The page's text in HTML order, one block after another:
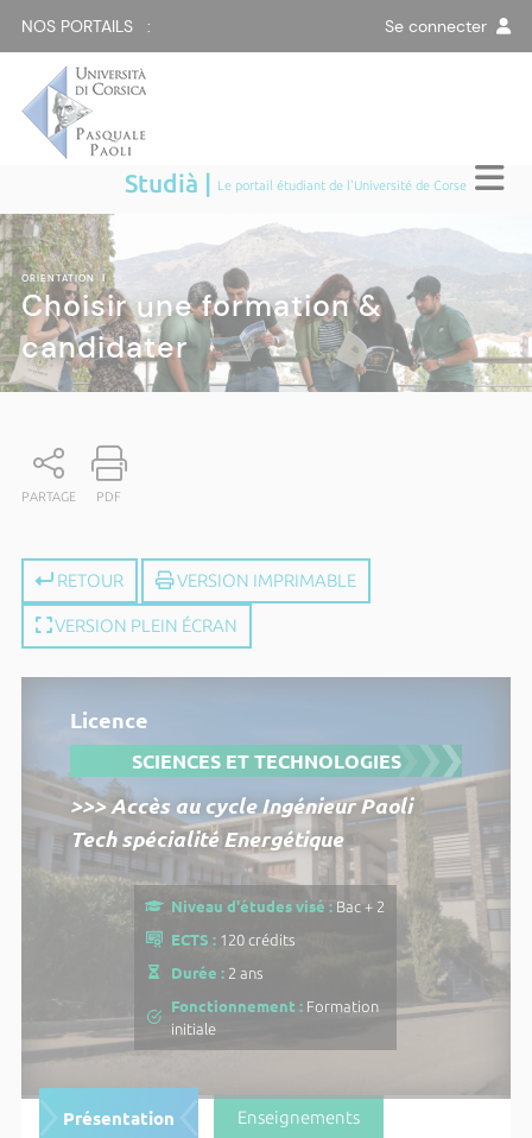
NOS PORTAILS : Se connecter
Studià | Le portail étudiant de l'Université de Corse
ORIENTATION|
Choisir une formation &
candidater
PARTAGE PDF
RETOUR VERSION IMPRIMABLE
VERSION PLEIN ÉCRAN
Licence
SCIENCES ET TECHNOLOGIES
>>> Accès au cycle Ingénieur Paoli
Tech spécialité Energétique
Niveau d'études visé : Bac + 2
ECTS : 120 crédits
Durée : 2 ans
Fonctionnement : Formation
initiale
Présentation Enseignements